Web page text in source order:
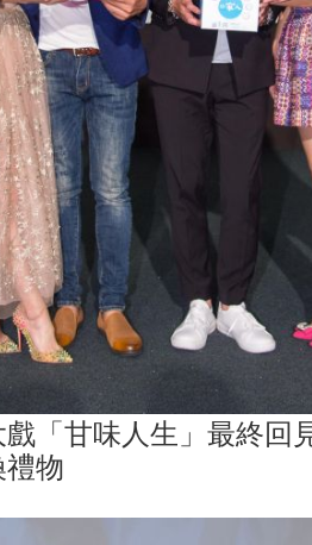
「甘味人生」最終回
禮物